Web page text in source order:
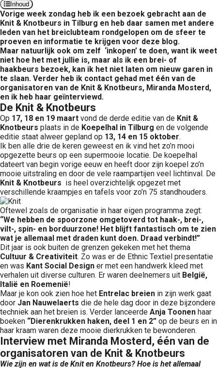
Inhoud
Vorige week zondag heb ik een bezoek gebracht aan de
Knit & Knotbeurs in Tilburg en heb daar samen met andere
leden van het breiclubteam rondgelopen om de sfeer te
proeven en informatie te krijgen voor deze blog.
Maar natuurlijk ook om zelf ‘inkopen’ te doen, want ik weet
niet hoe het met jullie is, maar als ik een brei- of
haakbeurs bezoek, kan ik het niet laten om nieuw garen in
te slaan. Verder heb ik contact gehad met één van de
organisatoren van de Knit & Knotbeurs, Miranda Mosterd,
en ik heb haar geïnterviewd.
De Knit & Knotbeurs
Op 17, 18 en 19 maart vond de derde editie van de Knit &
Knotbeurs plaats in de Koepelhal in Tilburg en de volgende
editie staat alweer gepland op 13, 14 en 15 oktober.
Ik ben alle drie de keren geweest en ik vind het zo’n mooi
opgezette beurs op een supermooie locatie. De koepelhal
dateert van begin vorige eeuw en heeft door zijn koepel zo’n
mooie uitstraling en door de vele raampartijen veel lichtinval. De
Knit & Knotbeurs is heel overzichtelijk opgezet met
verschillende kraampjes en tafels voor zo’n 75 standhouders.
Oftewel zoals de organisatie in haar eigen programma zegt:
“We hebben de spoorzone omgetoverd tot haak-, brei-,
vilt-, spin- en borduurzone! Het blijft fantastisch om te zien
wat je allemaal met draden kunt doen. Draad verbindt!”
Dit jaar is ook buiten de grenzen gekeken met het thema
Cultuur & Creativiteit. Zo was er de Ethnic Textiel presentatie
en was Kant Social Design er met een handwerk kleed met
verhalen uit diverse culturen. Er waren deelnemers uit België,
Italië en Roemenië!
Maar je kon ook zien hoe het Entrelac breien in zijn werk gaat
door Jan Nauwelaerts die de hele dag door in deze bijzondere
techniek aan het breien is. Verder lanceerde Anja Toonen haar
boeken “Dierenkrukken haken, deel 1 en 2” op de beurs en in
haar kraam waren deze mooie dierkrukken te bewonderen.
Interview met Miranda Mosterd, één van de
organisatoren van de Knit & Knotbeurs
Wie zijn en wat is de Knit en Knotbeurs? Hoe is het allemaal